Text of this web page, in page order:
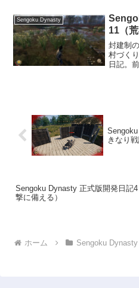
ビーを
Sengoku Dynasty
11（荒
封建制
村づく
日記。
きなり戦
Sengoku Dynasty 正式版開発日記
撃に備える）
ホーム Sengoku Dynasty